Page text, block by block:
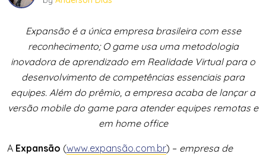
Expansão é a única empresa brasileira com esse
reconhecimento; O game usa uma metodologia
inovadora de aprendizado em Realidade Virtual para o
desenvolvimento de competências essenciais para
equipes. Além do prêmio, a empresa acaba de lançar a
versão mobile do game para atender equipes remotas e
em home office
A Expansão (www.expansão.com.br) – empresa de